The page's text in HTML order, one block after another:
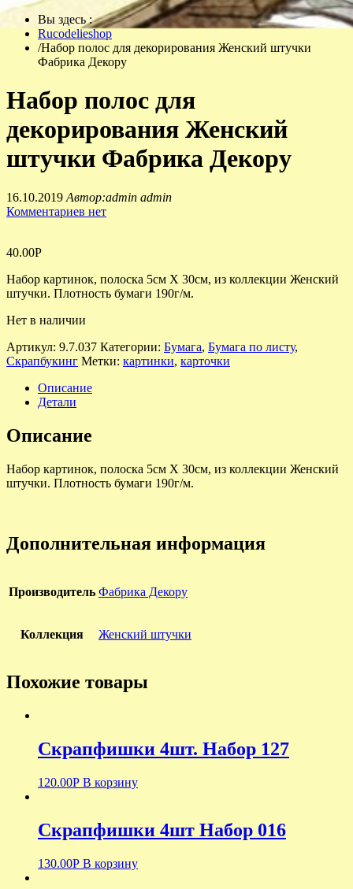
Вы здесь :
Rucodelieshop
/Набор полос для декорирования Женский штучки
Фабрика Декору
Набор полос для
декорирования Женский
штучки Фабрика Декору
16.10.2019 Автор:admin admin
Комментариев нет
40.00Р
Набор картинок, полоска 5см Х 30см, из коллекции Женский
штучки. Плотность бумаги 190г/м.
Нет в наличии
Артикул: 9.7.037 Категории: Бумага, Бумага по листу,
Скрапбукинг Метки: картинки, карточки
Описание
Детали
Описание
Набор картинок, полоска 5см Х 30см, из коллекции Женский
штучки. Плотность бумаги 190г/м.
Дополнительная информация
Производитель Фабрика Декору
Коллекция Женский штучки
Похожие товары
Скрапфишки 4шт. Набор 127
120.00Р В корзину
Скрапфишки 4шт Набор 016
130.00Р В корзину